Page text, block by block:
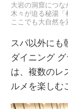
大岩の洞窟につ
木々が迫る秘湯「
ここでも大自然を
スパ以外にも
ダイニング
は、複数のレ
ルメを楽しむ